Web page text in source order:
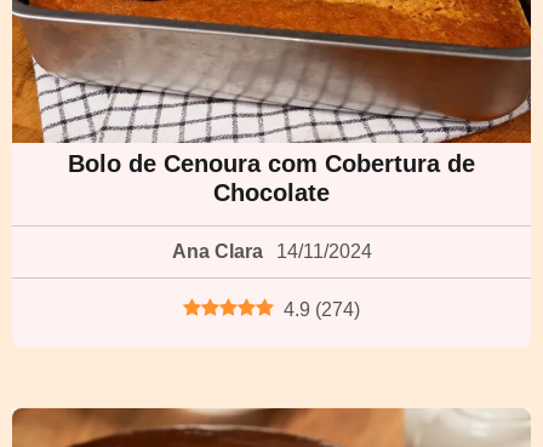
Bolo de Cenoura com Cobertura de
Chocolate
Ana Clara 14/11/2024
4.9 (274)